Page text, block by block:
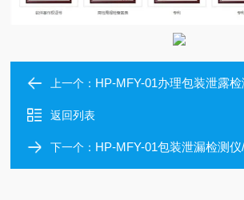
上一个： HP-MFY-01办理包装泄露检测仪
返回列表
下一个： HP-MFY-01包装泄漏检测仪/麦